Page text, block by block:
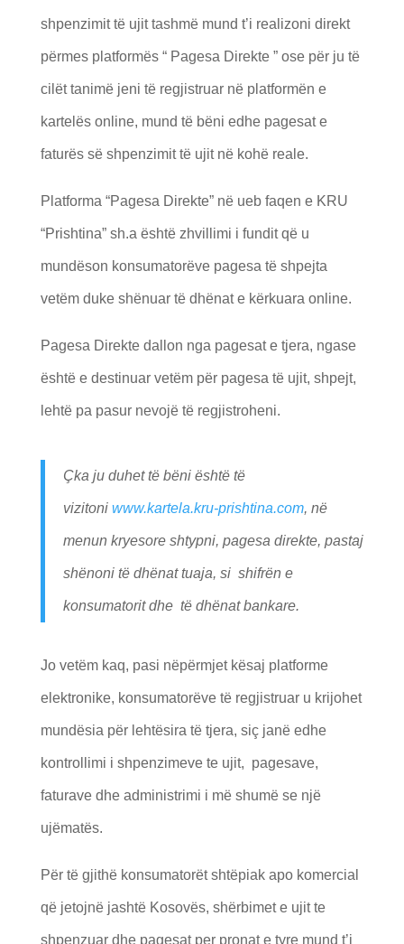
shpenzimit të ujit tashmë mund t’i realizoni direkt
përmes platformës “ Pagesa Direkte ” ose për ju të
cilët tanimë jeni të regjistruar në platformën e
kartelës online, mund të bëni edhe pagesat e
faturës së shpenzimit të ujit në kohë reale.
Platforma “Pagesa Direkte” në ueb faqen e KRU
“Prishtina” sh.a është zhvillimi i fundit që u
mundëson konsumatorëve pagesa të shpejta
vetëm duke shënuar të dhënat e kërkuara online.
Pagesa Direkte dallon nga pagesat e tjera, ngase
është e destinuar vetëm për pagesa të ujit, shpejt,
lehtë pa pasur nevojë të regjistroheni.
Çka ju duhet të bëni është të
vizitoni www.kartela.kru-prishtina.com, në
menun kryesore shtypni, pagesa direkte, pastaj
shënoni të dhënat tuaja, si shifrën e
konsumatorit dhe të dhënat bankare.
Jo vetëm kaq, pasi nëpërmjet kësaj platforme
elektronike, konsumatorëve të regjistruar u krijohet
mundësia për lehtësira të tjera, siç janë edhe
kontrollimi i shpenzimeve te ujit, pagesave,
faturave dhe administrimi i më shumë se një
ujëmatës.
Për të gjithë konsumatorët shtëpiak apo komercial
që jetojnë jashtë Kosovës, shërbimet e ujit te
shpenzuar dhe pagesat per pronat e tyre mund t’i